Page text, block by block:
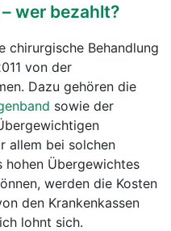
wer bezahlt?
chirurgische Behandlung
von der
Dazu gehören die
sowie der
allem bei solchen
hohen Übergewichtes
werden die Kosten
den Krankenkassen
lohnt sich.